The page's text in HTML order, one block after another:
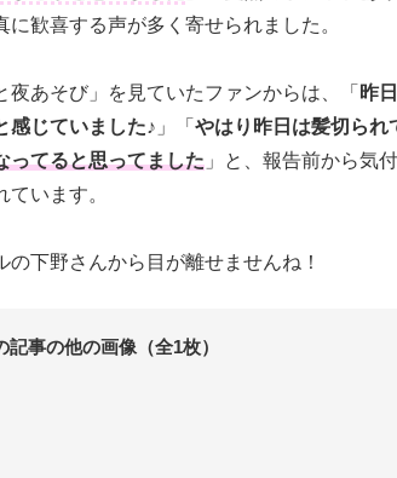
に歓喜する声が多く寄せられました。
あそび」を見ていたファンからは、「 昨
感じていました♪ 」「 やはり昨日は髪切られ
ってると思ってました 」と、報告前から気
います。
下野さんから目が離せませんね！
記事の他の画像（全1枚）